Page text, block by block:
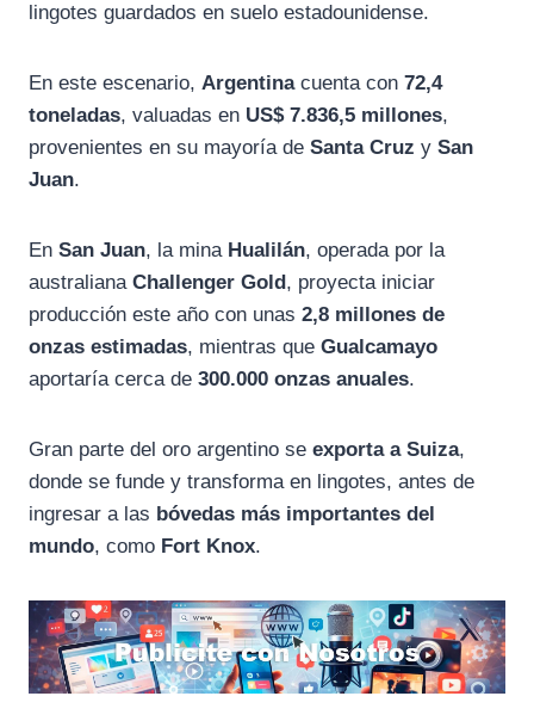
lingotes guardados en suelo estadounidense.
En este escenario, Argentinacuenta con 72,4
toneladas, valuadas en US$ 7.836,5 millones,
provenientes en su mayoría de Santa Cruz y San
Juan.
En San Juan, la mina Hualilán, operada por la
australiana Challenger Gold, proyecta iniciar
producción este año con unas 2,8 millones de
onzas estimadas, mientras que Gualcamayo
aportaría cerca de 300.000 onzas anuales.
Gran parte del oro argentino se exporta a Suiza,
donde se funde y transforma en lingotes, antes de
ingresar a las bóvedas más importantes del
mundo, como Fort Knox.